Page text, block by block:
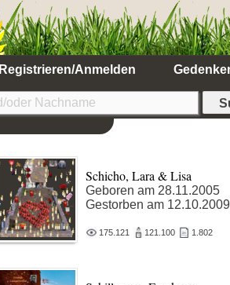
Registrieren/Anmelden
Schicho, Lara & Lisa
Geboren am 28.11.2005
Gestorben am 12.10.2009
175.121 121.100 1.802